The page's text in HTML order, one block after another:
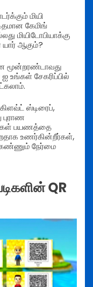
மியி
கேமிங்
மியிடோபியாக்கு
ஆகும்?
மூன்றரண்டாவது
ஐ உங்கள் சேகரிப்பில்
ஸ்டிரைப்,
புராண
பயணத்தை
உணர்கின்றீர்கள்,
நேர்மை
QR